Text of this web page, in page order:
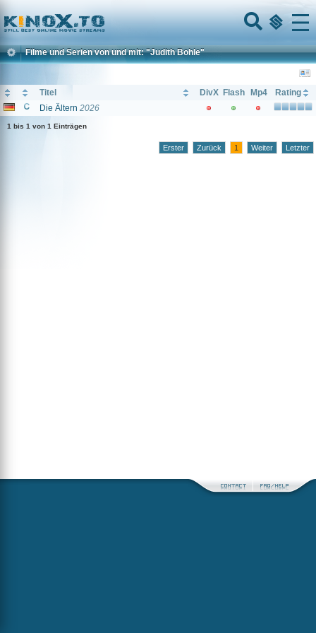
Home
Menu
Filme und Serien von und mit: "Judith Bohle"
Titel DivX Flash Mp4
Rating
Die Ältern 2026
1 bis 1 von 1 Einträgen
Erster Zurück 1 Weiter Letzter